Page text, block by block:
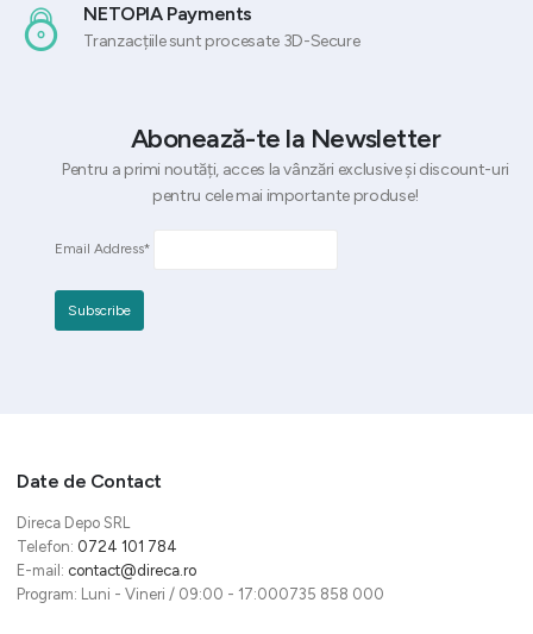
NETOPIA Payments
Tranzacțiile sunt procesate 3D-Secure
Abonează-te la Newsletter
Pentru a primi noutăți, acces la vânzări exclusive și discount-uri
pentru cele mai importante produse!
Email Address*
Date de Contact
Direca Depo SRL
Telefon: 0724 101 784
E-mail: contact@direca.ro
Program: Luni - Vineri / 09:00 - 17:000735 858 000